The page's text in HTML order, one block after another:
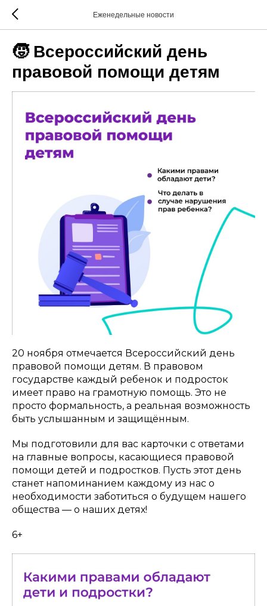
Еженедельные новости
🧒 Всероссийский день
правовой помощи детям
20 ноября отмечается Всероссийский день
правовой помощи детям. В правовом
государстве каждый ребенок и подросток
имеет право на грамотную помощь. Это не
просто формальность, а реальная возможность
быть услышанным и защищённым.
Мы подготовили для вас карточки с ответами
на главные вопросы, касающиеся правовой
помощи детей и подростков. Пусть этот день
станет напоминанием каждому из нас о
необходимости заботиться о будущем нашего
общества — о наших детях!
6+